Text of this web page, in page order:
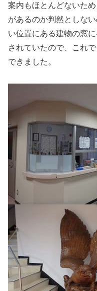
案内もほとんどないた
があるのか判然としな
い位置にある建物の窓
されていたので、これ
できました。